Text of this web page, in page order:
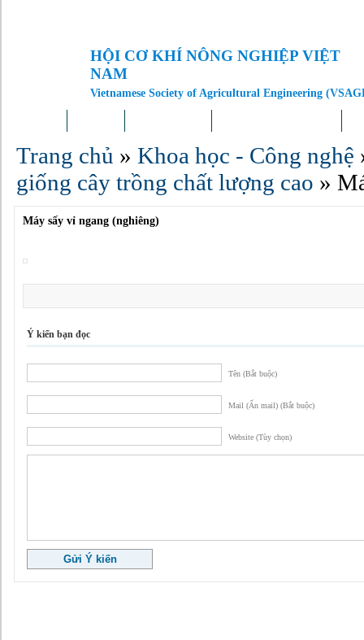
HỘI CƠ KHÍ NÔNG NGHIỆP VIỆT
NAM
Vietnamese Society of Agricultural Engineering
Trang chủ » Khoa học - Công nghệ
giống cây trồng chất lượng cao »
Máy sấy vỉ ngang (nghiêng)
Ý kiến bạn đọc
Tên (Bắt buộc)
Mail (Ẩn mail) (Bắt buộc)
Website (Tùy chọn)